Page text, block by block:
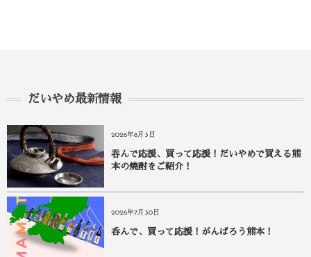
だいやめ最新情報
2026年8月3日
吞んで応援、買って応援！だいやめで買える熊
本の焼酎をご紹介！
2026年7月30日
呑んで、買って応援！がんばろう熊本！